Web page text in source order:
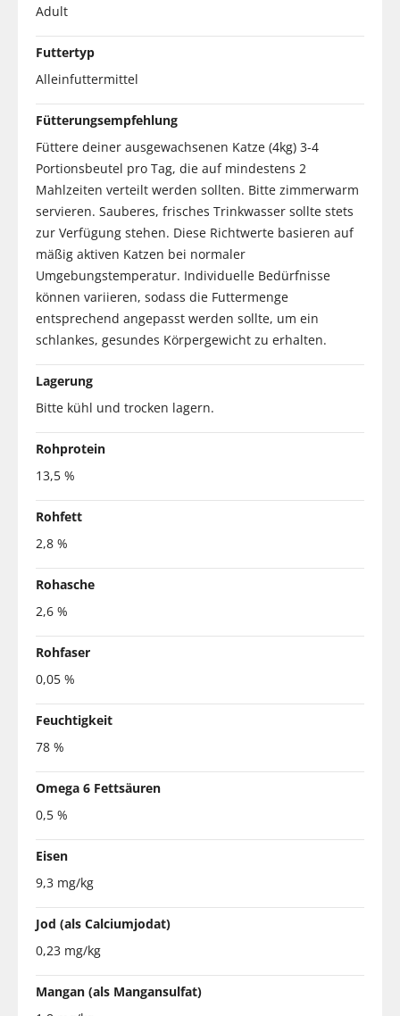
Adult
Futtertyp
Alleinfuttermittel
Fütterungsempfehlung
Füttere deiner ausgewachsenen Katze (4kg) 3-4
Portionsbeutel pro Tag, die auf mindestens 2
Mahlzeiten verteilt werden sollten. Bitte zimmerwarm
servieren. Sauberes, frisches Trinkwasser sollte stets
zur Verfügung stehen. Diese Richtwerte basieren auf
mäßig aktiven Katzen bei normaler
Umgebungstemperatur. Individuelle Bedürfnisse
können variieren, sodass die Futtermenge
entsprechend angepasst werden sollte, um ein
schlankes, gesundes Körpergewicht zu erhalten.
Lagerung
Bitte kühl und trocken lagern.
Rohprotein
13,5 %
Rohfett
2,8 %
Rohasche
2,6 %
Rohfaser
0,05 %
Feuchtigkeit
78 %
Omega 6 Fettsäuren
0,5 %
Eisen
9,3 mg/kg
Jod (als Calciumjodat)
0,23 mg/kg
Mangan (als Mangansulfat)